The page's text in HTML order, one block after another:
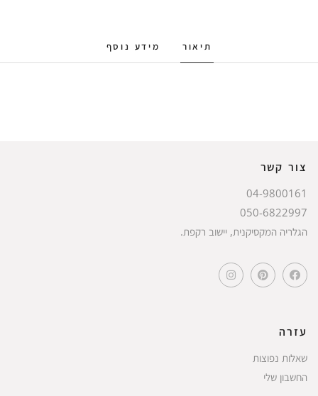
תיאור מידע נוסף
צור קשר
04-9800161
050-6822997
הגלריה המקסיקנית, יישוב רקפת.
עזרה
שאלות נפוצות
החשבון שלי